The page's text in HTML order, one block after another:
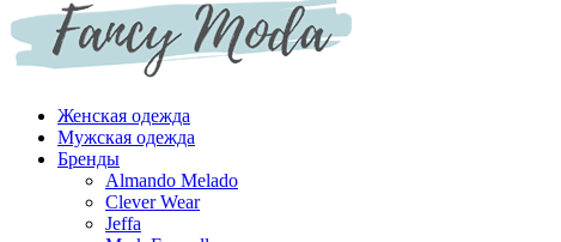
Женская одежда
Мужская одежда
Бренды
Almando Melado
Clever Wear
Jeffa